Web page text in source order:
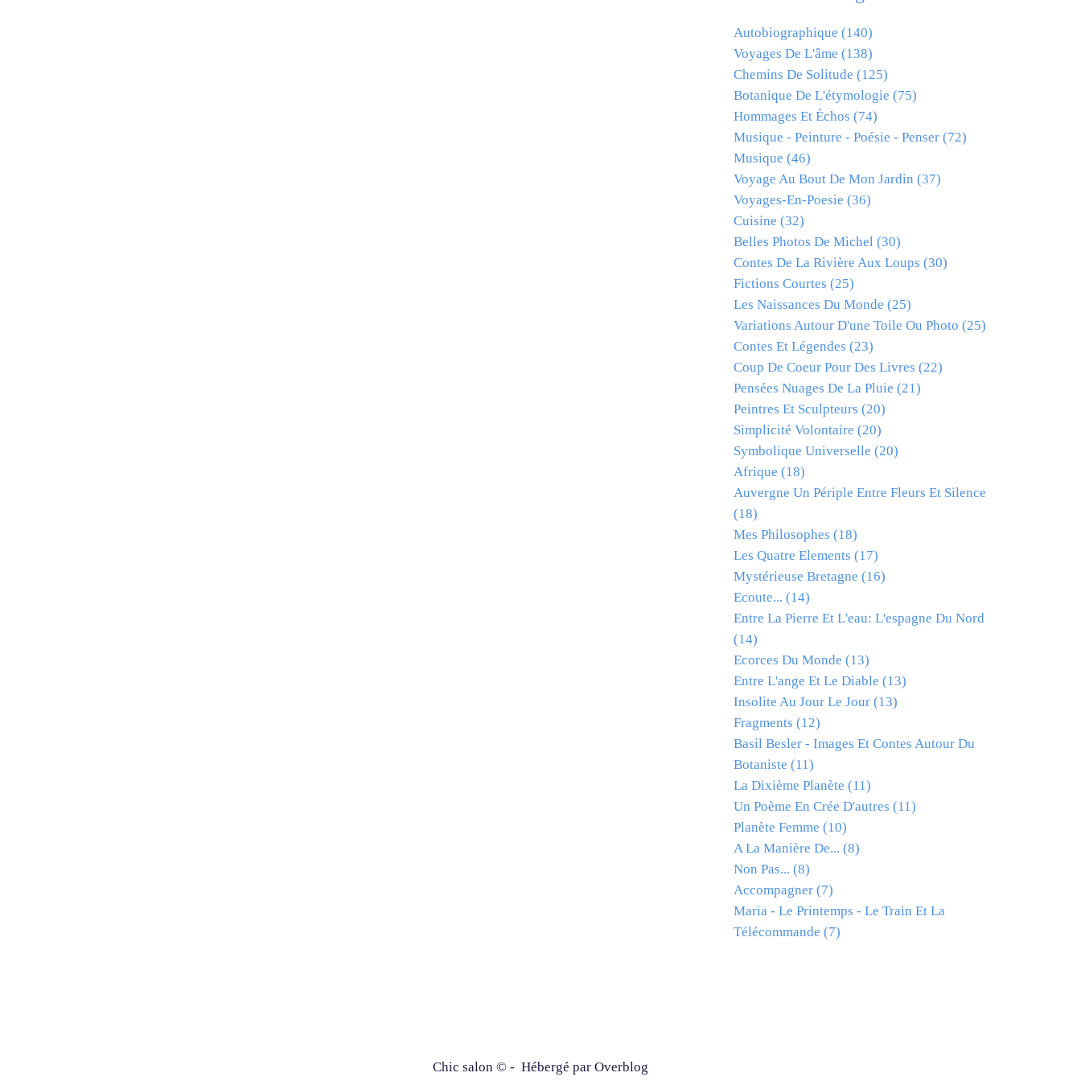
Autobiographique (140)
Voyages De L'âme (138)
Chemins De Solitude (125)
Botanique De L'étymologie (75)
Hommages Et Échos (74)
Musique - Peinture - Poésie - Penser (72)
Musique (46)
Voyage Au Bout De Mon Jardin (37)
Voyages-En-Poesie (36)
Cuisine (32)
Belles Photos De Michel (30)
Contes De La Rivière Aux Loups (30)
Fictions Courtes (25)
Les Naissances Du Monde (25)
Variations Autour D'une Toile Ou Photo (25)
Contes Et Légendes (23)
Coup De Coeur Pour Des Livres (22)
Pensées Nuages De La Pluie (21)
Peintres Et Sculpteurs (20)
Simplicité Volontaire (20)
Symbolique Universelle (20)
Afrique (18)
Auvergne Un Périple Entre Fleurs Et Silence
(18)
Mes Philosophes (18)
Les Quatre Elements (17)
Mystérieuse Bretagne (16)
Ecoute... (14)
Entre La Pierre Et L'eau: L'espagne Du Nord
(14)
Ecorces Du Monde (13)
Entre L'ange Et Le Diable (13)
Insolite Au Jour Le Jour (13)
Fragments (12)
Basil Besler - Images Et Contes Autour Du
Botaniste (11)
La Dixième Planète (11)
Un Poème En Crée D'autres (11)
Planète Femme (10)
A La Manière De... (8)
Non Pas... (8)
Accompagner (7)
Maria - Le Printemps - Le Train Et La
Télécommande (7)
Chic salon © - Hébergé par Overblog